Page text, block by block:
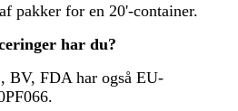
pakker for en 20'-container.
har du?
BV, FDA har også EU-